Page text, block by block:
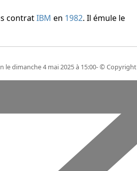
contratIBM en 1982. Il émule le
le dimanche 4 mai 2025 à 15:00- © Copyright